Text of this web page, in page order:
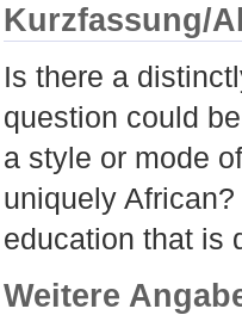
Kurzfassung/
Is there a
question could
a style or mode
uniquely
education that is
Weitere